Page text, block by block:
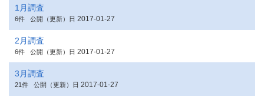
1月調査
6件 公開（更新）日 2017-01-27
2月調査
6件 公開（更新）日 2017-01-27
3月調査
21件 公開（更新）日 2017-01-27